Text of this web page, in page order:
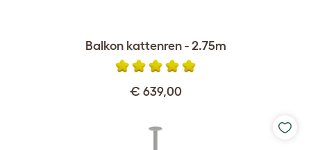
Balkon kattenren - 2.75m
€ 639,00